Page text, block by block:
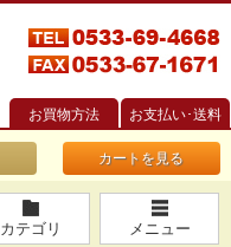
お買物方法 お支払い･送料
カートを見る
カテゴリ メニュー